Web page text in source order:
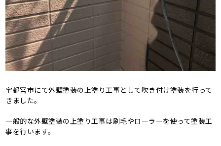
宇都宮市にて外壁塗装の上塗り工事として吹き付け塗装を行って
きました。
一般的な外壁塗装の上塗り工事は刷毛やローラーを使って塗装工
事を行います。